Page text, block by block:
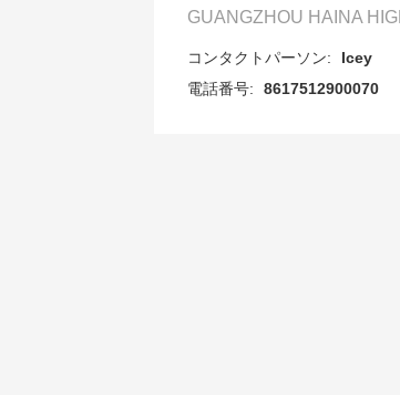
GUANGZHOU HAINA
コンタクトパーソン:
Icey
電話番号:
8617512900070